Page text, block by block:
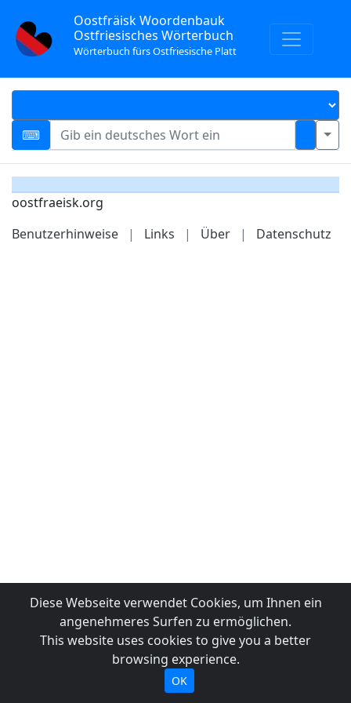
Oostfräisk Woordenbauk
Ostfriesisches Wörterbuch
Wörterbuch fürs Ostfriesische Platt
oostfraeisk.org
Benutzerhinweise
| Links | Über | Datenschutz
Diese Webseite verwendet Cookies, um Ihnen ein
angenehmeres Surfen zu ermöglichen.
This website uses cookies to give you a better
browsing experience.
OK